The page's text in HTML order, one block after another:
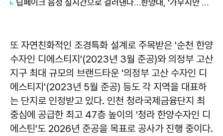
딥페이크 음성 실시간으로 걸러낸다…한양대, '가우시안 트랜지스터' 세계 최초 개발
또 자연친화적인 조경특화 설계로 주목받은 '순천 한양
수자인 디에스티지'(2023년 3월 준공)와 의정부 고산
지구 최대 규모의 브랜드타운 '의정부 고산 수자인 디
에스티지'(2023년 5월 준공) 등도 각 지역을 대표하
는 단지로 인정받고 있다. 인천 청라국제금융단지 최
중심에 공급한 최고 47층 높이의 '청라 한양수자인 디
에스틴'도 2026년 준공을 목표로 공사가 진행 중이다.